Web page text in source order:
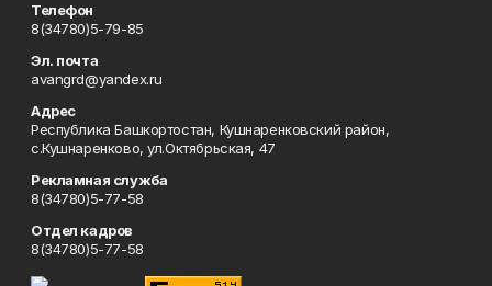
Телефон
8(34780)5-79-85
Эл. почта
avangrd@yandex.ru
Адрес
Республика Башкортостан, Кушнаренковский район,
с.Кушнаренково, ул.Октябрьская, 47
Рекламная служба
8(34780)5-77-58
Отдел кадров
8(34780)5-77-58